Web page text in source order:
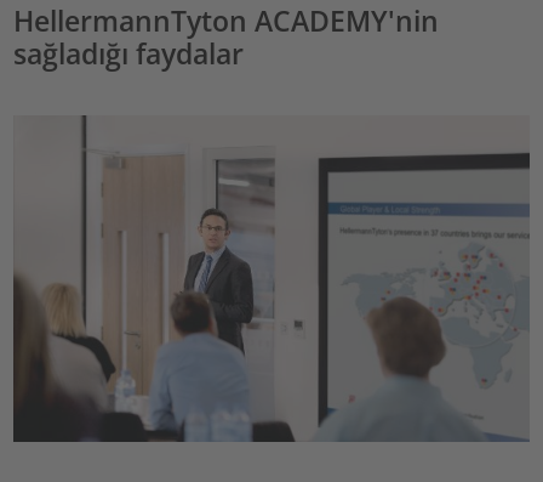
HellermannTyton ACADEMY'nin
sağladığı faydalar